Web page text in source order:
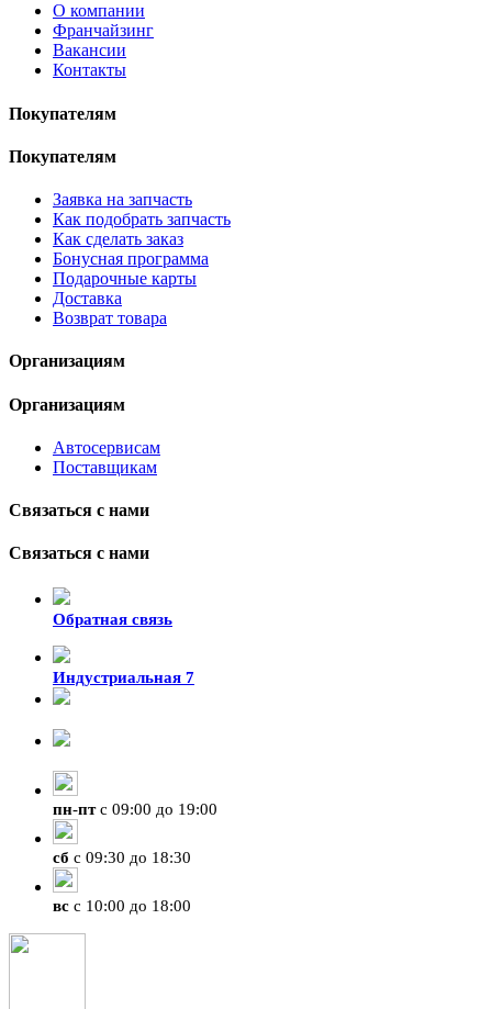
О компании
Франчайзинг
Вакансии
Контакты
Покупателям
Покупателям
Заявка на запчасть
Как подобрать запчасть
Как сделать заказ
Бонусная программа
Подарочные карты
Доставка
Возврат товара
Организациям
Организациям
Автосервисам
Поставщикам
Связаться с нами
Связаться с нами
Обратная связь
Индустриальная 7
пн-птс 09:00 до 19:00
сб с 09:30 до 18:30
вс с 10:00 до 18:00